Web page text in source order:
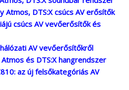
Atmos, DTS:X csúcs AV erősítők
csúcs AV vevőerősítők és
AV vevőerősítőkről
és DTS:X hangrendszer
az új felsőkategóriás AV